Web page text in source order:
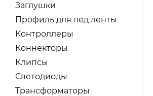
Заглушки
Профиль для лед ленты
Контроллеры
Коннекторы
Клипсы
Светодиоды
Трансформаторы